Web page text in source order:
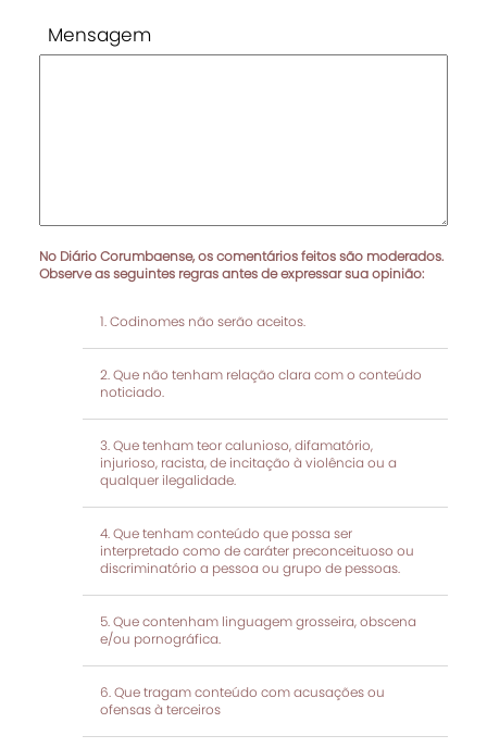
Mensagem
No Diário Corumbaense, os comentários feitos são moderados.
Observe as seguintes regras antes de expressar sua opinião:
Codinomes não serão aceitos.
Que não tenham relação clara com o conteúdo
noticiado.
Que tenham teor calunioso, difamatório,
injurioso, racista, de incitação à violência ou a
qualquer ilegalidade.
Que tenham conteúdo que possa ser
interpretado como de caráter preconceituoso ou
discriminatório a pessoa ou grupo de pessoas.
Que contenham linguagem grosseira, obscena
e/ou pornográfica.
Que tragam conteúdo com acusações ou
ofensas à terceiros